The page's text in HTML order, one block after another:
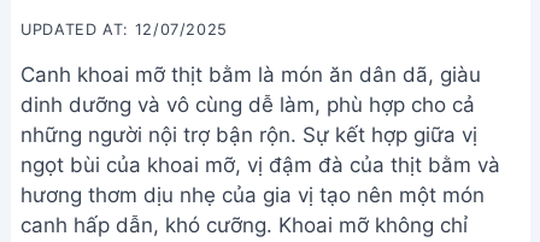
UPDATED AT: 12/07/2025
Canh khoai mỡ thịt bằm là món ăn dân dã, giàu
dinh dưỡng và vô cùng dễ làm, phù hợp cho cả
những người nội trợ bận rộn. Sự kết hợp giữa vị
ngọt bùi của khoai mỡ, vị đậm đà của thịt bằm và
hương thơm dịu nhẹ của gia vị tạo nên một món
canh hấp dẫn, khó cưỡng. Khoai mỡ không chỉ